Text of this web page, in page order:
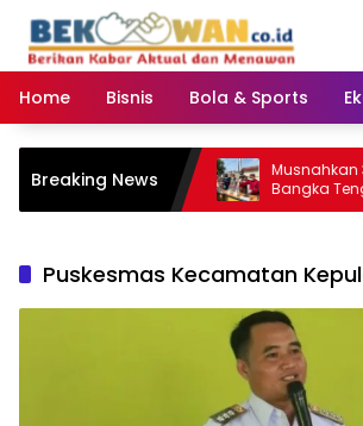
konten
Home
Bisnis Bola & Sports
Breaking News
Desa:
Bangka
Musnahkan 31
Bangka Tengah
Berantas
Puskesmas Kecamatan